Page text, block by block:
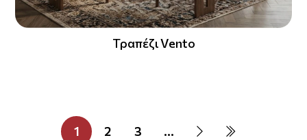
Τραπέζι Vento
1 2 3 ...